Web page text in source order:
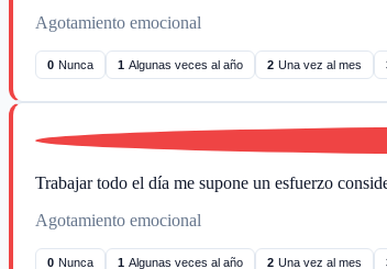
Agotamiento emocional
0 Nunca 1 Algunas veces al año 2 Una vez al mes
Trabajar todo el día me supone un esfuerzo
Agotamiento emocional
0 Nunca 1 Algunas veces al año 2 Una vez al mes